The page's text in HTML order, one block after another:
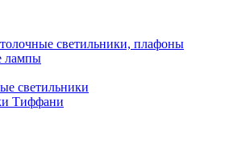
светильники, плафоны
лампы
светильники
Тиффани